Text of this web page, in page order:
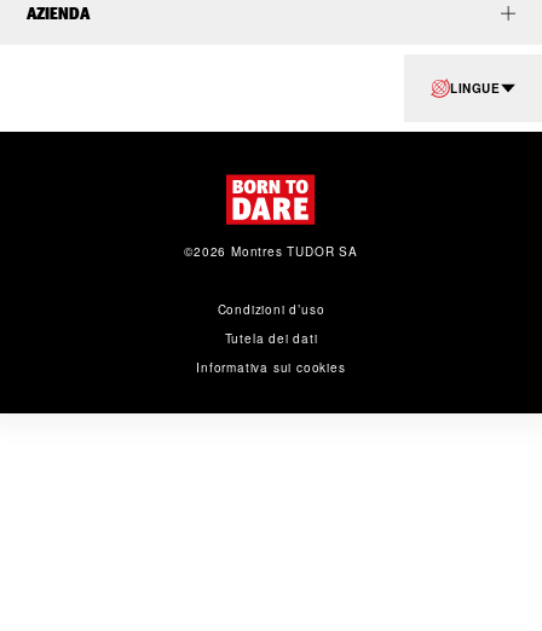
AZIENDA
LINGUE
Condizioni d’uso
Tutela dei dati
Informativa sui cookies
©2026 Montres TUDOR SA